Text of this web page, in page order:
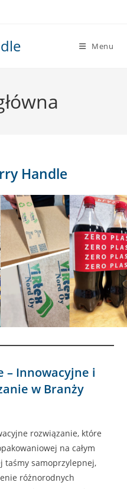
Menu
Handle
– Innowacyjne i
w Branży
rozwiązanie, które
na całym
taśmy samoprzylepnej,
różnorodnych